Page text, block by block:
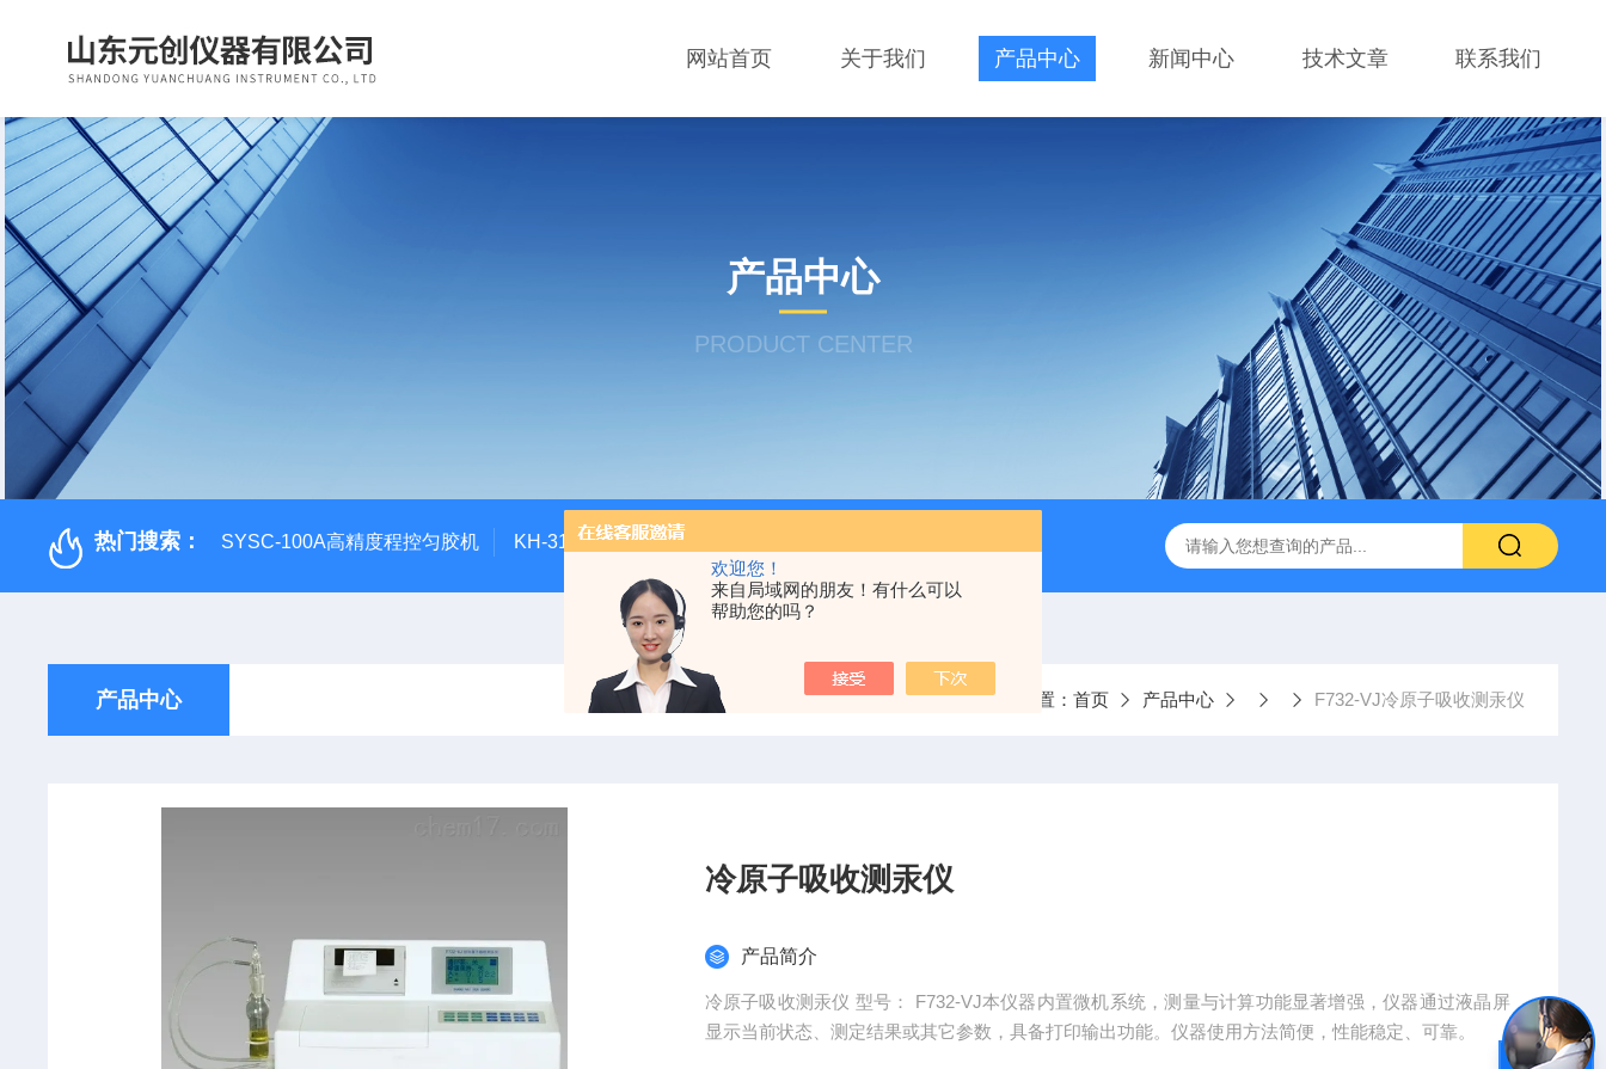
欢迎您！
来自局域网的朋友！有什么可以
帮助您的吗？
网站首页 关于我们 产品中心 新闻中心 技术文章 联系我们
产品中心
PRODUCT CENTER
热门搜索： SYSC-100A高精度程控匀胶机 KH-3100新型全能型薄层色谱扫描仪 CS-300轨道式摇床 JKG-203新型冷原子吸收测汞仪
产品中心 当前位置： 首页 产品中心 F732-VJ冷原子吸收测汞仪
冷原子吸收测汞仪
产品简介
冷原子吸收测汞仪 型号： F732-VJ本仪器内置微机系统，测量与计算功能显著增强，仪器通过液晶屏
显示当前状态、测定结果或其它参数，具备打印输出功能。仪器使用方法简便，性能稳定、可靠。